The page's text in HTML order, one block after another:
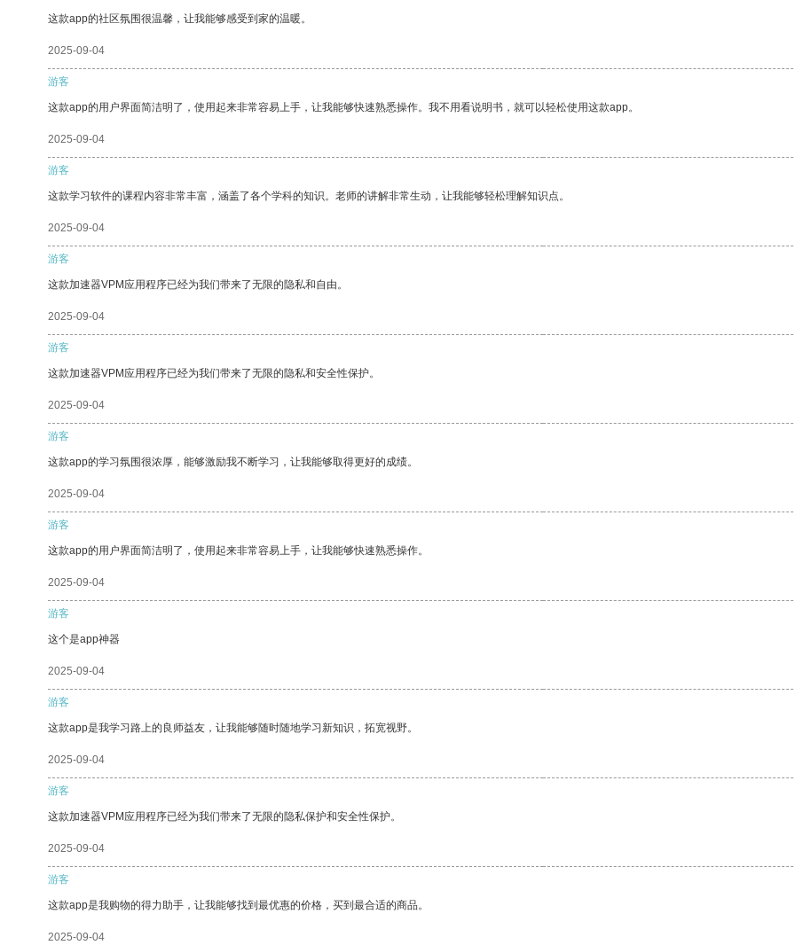
这款app的社区氛围很温馨，让我能够感受到家的温暖。
2025-09-04
游客
这款app的用户界面简洁明了，使用起来非常容易上手，让我能够快速熟悉操作。我不用看说明书，就可以轻松使用这款app。
2025-09-04
游客
这款学习软件的课程内容非常丰富，涵盖了各个学科的知识。老师的讲解非常生动，让我能够轻松理解知识点。
2025-09-04
游客
这款加速器VPM应用程序已经为我们带来了无限的隐私和自由。
2025-09-04
游客
这款加速器VPM应用程序已经为我们带来了无限的隐私和安全性保护。
2025-09-04
游客
这款app的学习氛围很浓厚，能够激励我不断学习，让我能够取得更好的成绩。
2025-09-04
游客
这款app的用户界面简洁明了，使用起来非常容易上手，让我能够快速熟悉操作。
2025-09-04
游客
这个是app神器
2025-09-04
游客
这款app是我学习路上的良师益友，让我能够随时随地学习新知识，拓宽视野。
2025-09-04
游客
这款加速器VPM应用程序已经为我们带来了无限的隐私保护和安全性保护。
2025-09-04
游客
这款app是我购物的得力助手，让我能够找到最优惠的价格，买到最合适的商品。
2025-09-04